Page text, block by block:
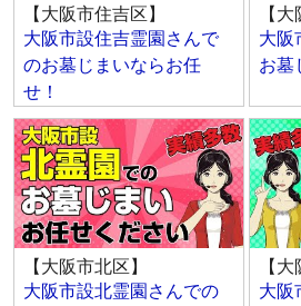
【大阪市住吉区】
大阪市設住吉霊園さんで
のお墓じまいならお任
せ！
【
大阪
お墓
【大阪市北区】
大阪市設北霊園さんでの
【
大阪